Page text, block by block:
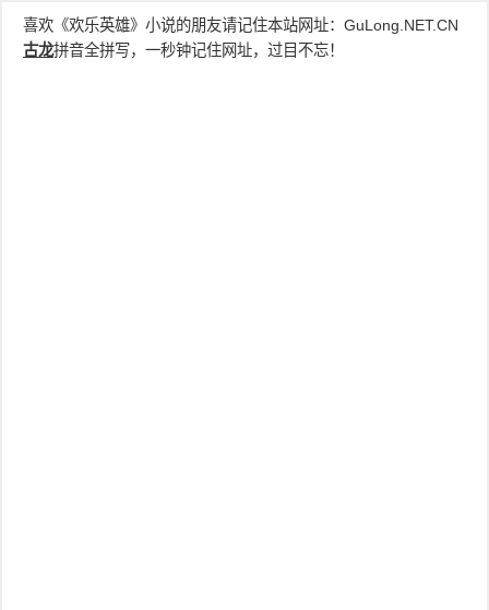
喜欢《欢乐英雄》小说的朋友请记住本站网址： GuLong.NET.CN
古龙拼音全拼写，一秒钟记住网址，过目不忘！